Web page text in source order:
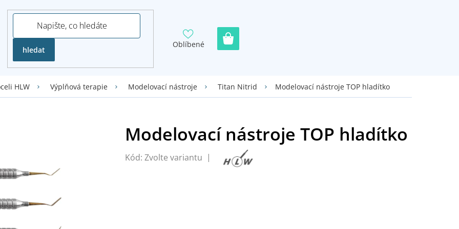
hledat
Oblíbené
HLW Výplňová terapie Modelovací nástroje Titan Nitrid Modelovací nástroje TOP hladítko
Kód: Zvolte variantu